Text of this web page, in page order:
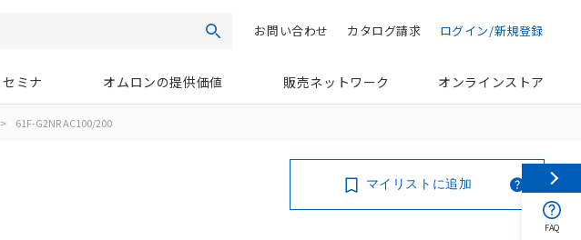
検索 ログイン/新規登録
カタログ請求
お問い合わせ
セミナ オムロンの提供価値 販売ネットワーク オンラインストア
> 61F-G2NR AC100/200
マイリストに追加
FAQ